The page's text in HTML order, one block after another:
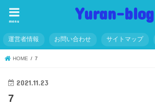
Yuran-blog
menu
運営者情報 お問い合わせ サイトマップ
HOME 7
2021.11.23
7